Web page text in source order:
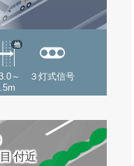
～
他
３灯式信号
付近